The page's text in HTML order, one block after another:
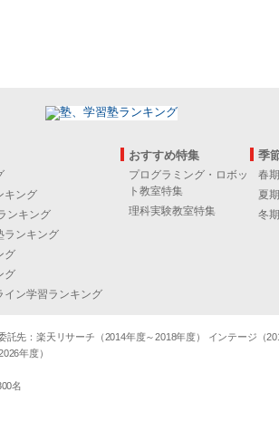
キング
ンキング
ランキング
グ
グ
イン学習ランキング
おすすめ特集
プログラミング・ロボッ
ト教室特集
理科実験教室特集
季
春
夏
冬
先：楽天リサーチ（2014年度～2018年度） インテージ（
年度）
名